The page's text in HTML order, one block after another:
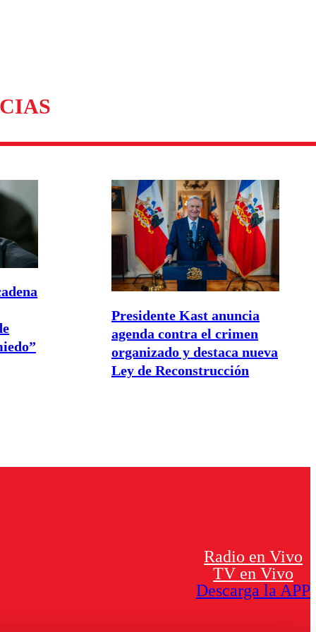
Presidente Kast anuncia
agenda contra el crimen
organizado y destaca nueva
Ley de Reconstrucción
Radio en Vivo
TV en Vivo
Descarga la APP